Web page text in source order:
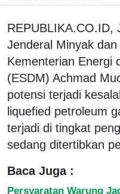
REPUBLIKA.CO.ID,
Jenderal Minyak
Kementerian Energi
(ESDM) Achmad
potensi terjadi
liquefied petroleum
terjadi di tingkat
sedang ditertibkan
Baca Juga :
Persyaratan Warung